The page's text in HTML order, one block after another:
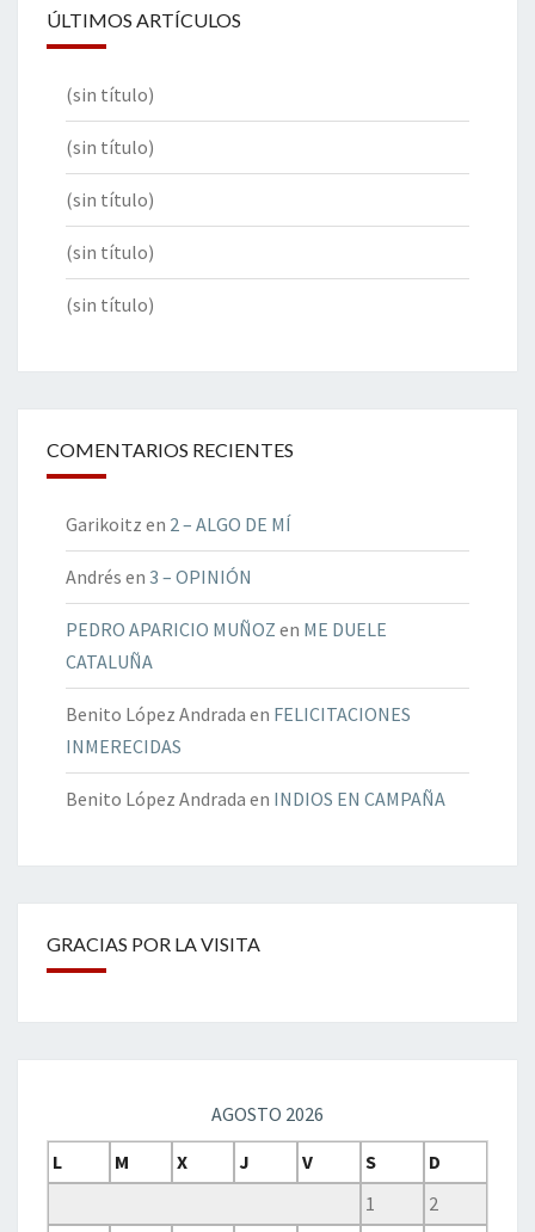
ÚLTIMOS ARTÍCULOS
(sin título)
(sin título)
(sin título)
(sin título)
(sin título)
COMENTARIOS RECIENTES
Garikoitz en 2 – ALGO DE MÍ
Andrés en 3 – OPINIÓN
PEDRO APARICIO MUÑOZ en ME DUELE
CATALUÑA
Benito López Andrada en FELICITACIONES
INMERECIDAS
Benito López Andrada en INDIOS EN CAMPAÑA
GRACIAS POR LA VISITA
AGOSTO 2026
L
M X J V S
D
1
2